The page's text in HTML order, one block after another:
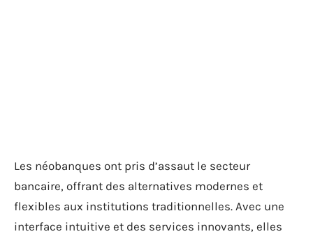
Les néobanques ont pris d’assaut le secteur
bancaire, offrant des alternatives modernes et
flexibles aux institutions traditionnelles. Avec une
interface intuitive et des services innovants, elles